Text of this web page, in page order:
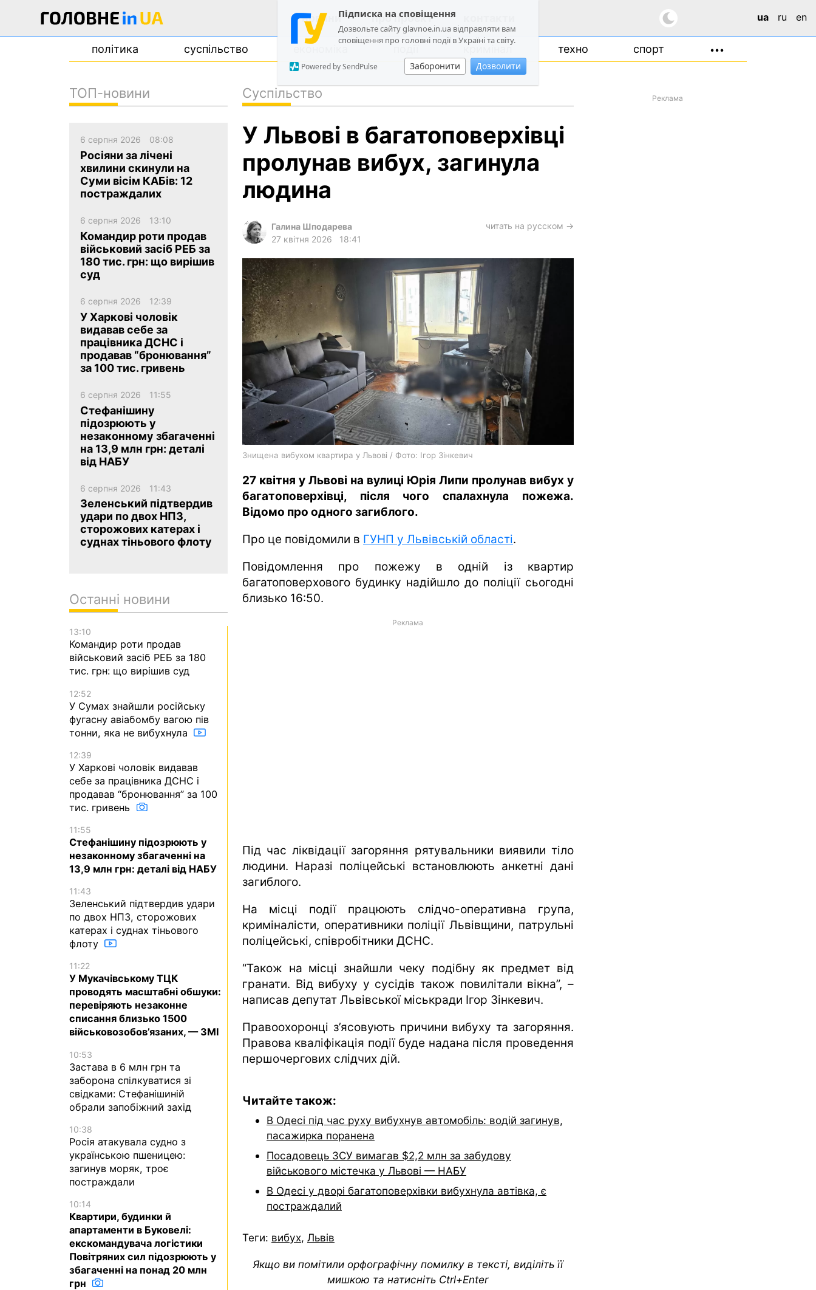
Підписка на сповіщення
Дозвольте сайту glavnoe.in.ua відправляти вам
сповіщення про головні події в Україні та світу.
Заборонити Дозволити
Powered by SendPulse
новини про проєкт ua ru en
політика суспільство кримінал техно спорт •••
політика
суспільство
події
лонгріди
харків
gambling
en
Суспільство
У Львові в багатоповерхівці
пролунав вибух, загинула
людина
Галина Шподарева
27 квітня 2026
18:41
читать на русском →
Знищена вибухом квартира у Львові / Фото: Ігор Зінкевич
27 квітня у Львові на вулиці Юрія Липи пролунав вибух у
багатоповерхівці, після чого спалахнула пожежа.
Відомо про одного загиблого.
Про це повідомили в ГУНП у Львівській області.
Повідомлення про пожежу в одній із квартир
багатоповерхового будинку надійшло до поліції сьогодні
близько 16:50.
Реклама
Під час ліквідації загоряння рятувальники виявили тіло
людини. Наразі поліцейські встановлюють анкетні дані
загиблого.
На місці події працюють слідчо-оперативна група,
криміналісти, оперативники поліції Львівщини, патрульні
поліцейські, співробітники ДСНС.
“Також на місці знайшли чеку подібну як предмет від
гранати. Від вибуху у сусідів також повилітали вікна”, –
написав депутат Львівської міськради Ігор Зінкевич.
Правоохоронці з’ясовують причини вибуху та загоряння.
Правова кваліфікація події буде надана після проведення
першочергових слідчих дій.
Читайте також:
В Одесі під час руху вибухнув автомобіль: водій загинув,
пасажирка поранена
Посадовець ЗСУ вимагав $2,2 млн за забудову
військового містечка у Львові — НАБУ
В Одесі у дворі багатоповерхівки вибухнула автівка, є
постраждалий
Теги: вибух, Львів
Якщо ви помітили орфографічну помилку в тексті, виділіть її
мишкою та натисніть Ctrl+Enter
Реклама
ТОП-новини
6 серпня 2026 08:08
Росіяни за лічені
хвилини скинули на
Суми вісім КАБів: 12
постраждалих
6 серпня 2026 13:10
Командир роти продав
військовий засіб РЕБ за
180 тис. грн: що вирішив
суд
6 серпня 2026 12:39
У Харкові чоловік
видавав себе за
працівника ДСНС і
продавав “бронювання”
за 100 тис. гривень
6 серпня 2026 11:55
Стефанішину
підозрюють у
незаконному збагаченні
на 13,9 млн грн: деталі
від НАБУ
6 серпня 2026 11:43
Зеленський підтвердив
удари по двох НПЗ,
сторожових катерах і
суднах тіньового флоту
Останні новини
13:10
Командир роти продав
військовий засіб РЕБ за 180
тис. грн: що вирішив суд
12:52
У Сумах знайшли російську
фугасну авіабомбу вагою пів
тонни, яка не вибухнула
12:39
У Харкові чоловік видавав
себе за працівника ДСНС і
продавав “бронювання” за 100
тис. гривень
11:55
Стефанішину підозрюють у
незаконному збагаченні на
13,9 млн грн: деталі від НАБУ
11:43
Зеленський підтвердив удари
по двох НПЗ, сторожових
катерах і суднах тіньового
флоту
11:22
У Мукачівському ТЦК
проводять масштабні обшуки:
перевіряють незаконне
списання близько 1500
військовозобов’язаних, — ЗМІ
10:53
Застава в 6 млн грн та
заборона спілкуватися зі
свідками: Стефанішиній
обрали запобіжний захід
10:38
Росія атакувала судно з
українською пшеницею:
загинув моряк, троє
постраждали
10:14
Квартири, будинки й
апартаменти в Буковелі:
екскомандувача логістики
Повітряних сил підозрюють у
збагаченні на понад 20 млн
грн